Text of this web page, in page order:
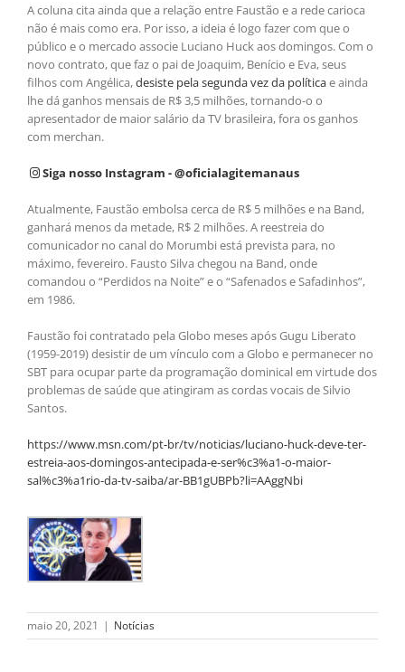
A coluna cita ainda que a relação entre Faustão e a rede carioca
não é mais como era. Por isso, a ideia é logo fazer com que o
público e o mercado associe Luciano Huck aos domingos. Com o
novo contrato, que faz o pai de Joaquim, Benício e Eva, seus
filhos com Angélica,desiste pela segunda vez da políticae ainda
lhe dá ganhos mensais de R$ 3,5 milhões, tornando-o o
apresentador de maior salário da TV brasileira, fora os ganhos
com merchan.
Siga nosso Instagram - @oficialagitemanaus
Atualmente, Faustão embolsa cerca de R$ 5 milhões e na Band,
ganhará menos da metade, R$ 2 milhões. A reestreia do
comunicador no canal do Morumbi está prevista para, no
máximo, fevereiro. Fausto Silva chegou na Band, onde
comandou o “Perdidos na Noite” e o “Safenados e Safadinhos”,
em 1986.
Faustão foi contratado pela Globo meses após Gugu Liberato
(1959-2019) desistir de um vínculo com a Globo e permanecer no
SBT para ocupar parte da programação dominical em virtude dos
problemas de saúde que atingiram as cordas vocais de Silvio
Santos.
https://www.msn.com/pt-br/tv/noticias/luciano-huck-deve-ter-
estreia-aos-domingos-antecipada-e-ser%c3%a1-o-maior-
sal%c3%a1rio-da-tv-saiba/ar-BB1gUBPb?li=AAggNbi
maio 20, 2021 | Notícias